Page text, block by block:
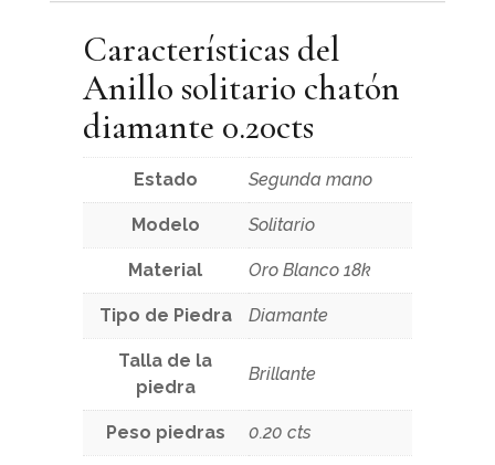
Características del
Anillo solitario chatón
diamante 0.20cts
Estado Segunda mano
Modelo Solitario
Material Oro Blanco 18k
Tipo de Piedra Diamante
Talla de la
piedra
Brillante
Peso piedras 0.20 cts